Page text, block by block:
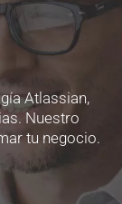
Atlassian,
Nuestro
tu negocio.